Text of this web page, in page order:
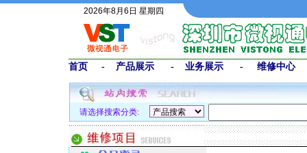
2026年8月6日 星期四
首页 - 产品展示 - 业务展示 - 维修中心
请选择搜索分类: